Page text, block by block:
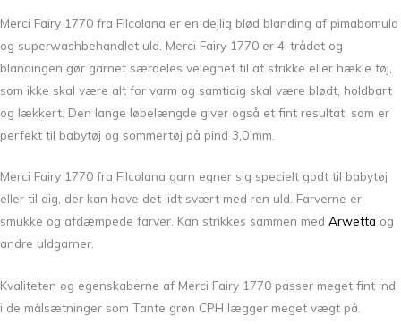
Merci Fairy 1770 fra Filcolana er en dejlig blød blanding af pimabomuld
og superwashbehandlet uld. Merci Fairy 1770 er 4-trådet og
blandingen gør garnet særdeles velegnet til at strikke eller hækle tøj,
som ikke skal være alt for varm og samtidig skal være blødt, holdbart
og lækkert. Den lange løbelængde giver også et fint resultat, som er
perfekt til babytøj og sommertøj på pind 3,0 mm.
Merci Fairy 1770 fra Filcolana garn egner sig specielt godt til babytøj
eller til dig, der kan have det lidt svært med ren uld. Farverne er
smukke og afdæmpede farver. Kan strikkes sammen med Arwetta og
andre uldgarner.
Kvaliteten og egenskaberne af Merci Fairy 1770 passer meget fint ind
i de målsætninger som Tante grøn CPH lægger meget vægt på.